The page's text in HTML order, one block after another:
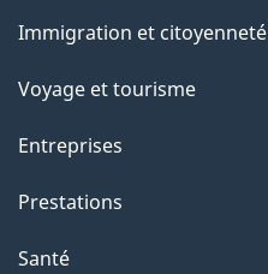
a
p
a
g
e
sujets
Immigration et citoyenneté
Voyage et tourisme
Entreprises
Prestations
Santé